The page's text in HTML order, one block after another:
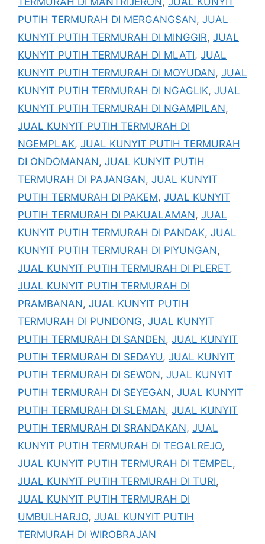
PUTIH TERMURAH DI MERGANGSAN, JUAL
KUNYIT PUTIH TERMURAH DI MINGGIR, JUAL
KUNYIT PUTIH TERMURAH DI MLATI, JUAL
KUNYIT PUTIH TERMURAH DI MOYUDAN, JUAL
KUNYIT PUTIH TERMURAH DI NGAGLIK, JUAL
KUNYIT PUTIH TERMURAH DI NGAMPILAN,
JUAL KUNYIT PUTIH TERMURAH DI
NGEMPLAK, JUAL KUNYIT PUTIH TERMURAH
DI ONDOMANAN, JUAL KUNYIT PUTIH
TERMURAH DI PAJANGAN, JUAL KUNYIT
PUTIH TERMURAH DI PAKEM, JUAL KUNYIT
PUTIH TERMURAH DI PAKUALAMAN, JUAL
KUNYIT PUTIH TERMURAH DI PANDAK, JUAL
KUNYIT PUTIH TERMURAH DI PIYUNGAN,
JUAL KUNYIT PUTIH TERMURAH DI PLERET,
JUAL KUNYIT PUTIH TERMURAH DI
PRAMBANAN, JUAL KUNYIT PUTIH
TERMURAH DI PUNDONG, JUAL KUNYIT
PUTIH TERMURAH DI SANDEN, JUAL KUNYIT
PUTIH TERMURAH DI SEDAYU, JUAL KUNYIT
PUTIH TERMURAH DI SEWON, JUAL KUNYIT
PUTIH TERMURAH DI SEYEGAN, JUAL KUNYIT
PUTIH TERMURAH DI SLEMAN, JUAL KUNYIT
PUTIH TERMURAH DI SRANDAKAN, JUAL
KUNYIT PUTIH TERMURAH DI TEGALREJO,
JUAL KUNYIT PUTIH TERMURAH DI TEMPEL,
JUAL KUNYIT PUTIH TERMURAH DI TURI,
JUAL KUNYIT PUTIH TERMURAH DI
UMBULHARJO, JUAL KUNYIT PUTIH
TERMURAH DI WIROBRAJAN